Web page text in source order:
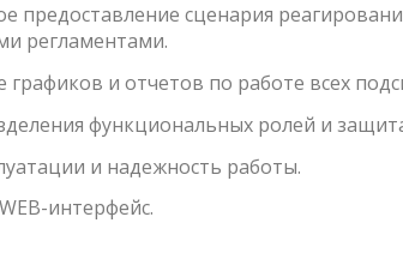
предоставление сценария
регламентами.
и отчетов по работе всех
функциональных ролей и
и надежность работы.
интерфейс.